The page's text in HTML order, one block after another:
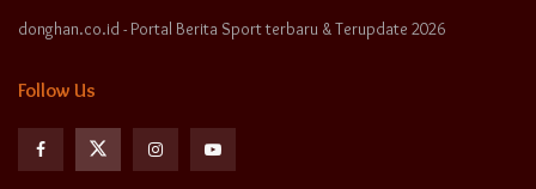
donghan.co.id - Portal Berita Sport terbaru & Terupdate 2026
Follow Us